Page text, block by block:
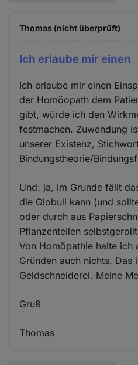
Thomas (nicht überprüft)
Ich erlaube mir einen
Ich erlaube mir einen
der Homöopath dem
gibt, würde ich den
festmachen. Zuwendung
unserer Existenz,
Bindungstheorie/
Und: ja, im Grunde fällt
die Globuli kann (und
oder durch aus
Pflanzenteilen
Von Homöpathie halte ich
Gründen auch nichts. Das
Geldschneiderei. Meine
Gruß
Thomas